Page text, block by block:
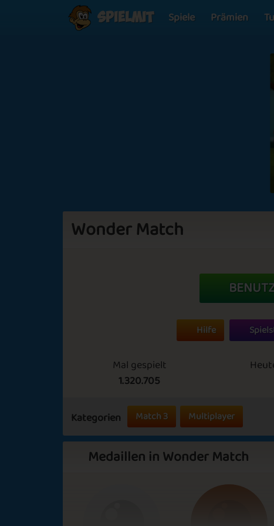
Spielmit Spiele Prämien
Wonder Match
Hilfe
Mal gespielt
1.320.705
Kategorien Match 3 Multiplayer
Medaillen in Wonder Match